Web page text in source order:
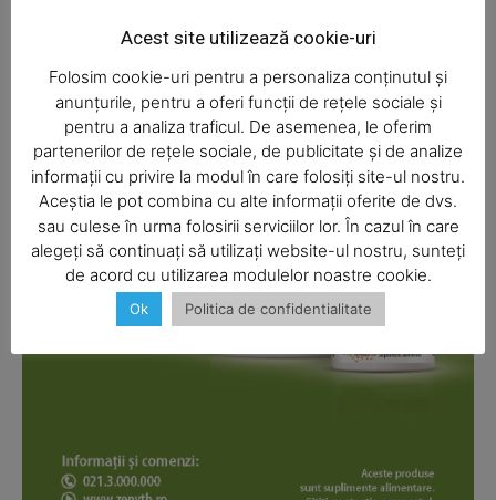
SUBSCRIBE NOW
Company
My account
Acest site utilizează cookie-uri
Folosim cookie-uri pentru a personaliza conținutul și
anunțurile, pentru a oferi funcții de rețele sociale și
pentru a analiza traficul. De asemenea, le oferim
partenerilor de rețele sociale, de publicitate și de analize
informații cu privire la modul în care folosiți site-ul nostru.
Aceștia le pot combina cu alte informații oferite de dvs.
sau culese în urma folosirii serviciilor lor. În cazul în care
alegeți să continuați să utilizați website-ul nostru, sunteți
de acord cu utilizarea modulelor noastre cookie.
Ok Politica de confidentialitate